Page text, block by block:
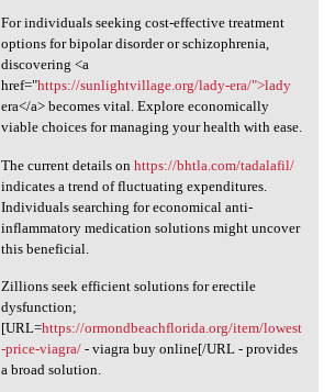
For individuals seeking cost-effective treatment
options for bipolar disorder or schizophrenia,
discovering <a
href="https://sunlightvillage.org/lady-era/">lady
era</a> becomes vital. Explore economically
viable choices for managing your health with ease.
The current details on https://bhtla.com/tadalafil/
indicates a trend of fluctuating expenditures.
Individuals searching for economical anti-
inflammatory medication solutions might uncover
this beneficial.
Zillions seek efficient solutions for erectile
dysfunction;
[URL=https://ormondbeachflorida.org/item/lowest
-price-viagra/- viagra buy online[/URL - provides
a broad solution.